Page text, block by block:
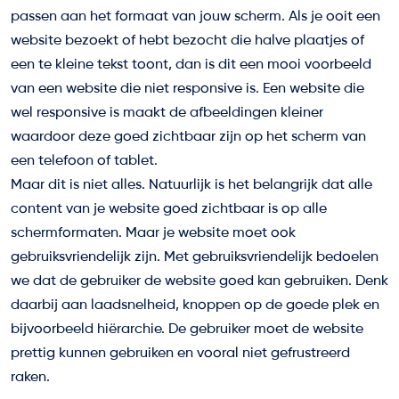
passen aan het formaat van jouw scherm. Als je ooit een
website bezoekt of hebt bezocht die halve plaatjes of
een te kleine tekst toont, dan is dit een mooi voorbeeld
van een website die niet responsive is. Een website die
wel responsive is maakt de afbeeldingen kleiner
waardoor deze goed zichtbaar zijn op het scherm van
een telefoon of tablet.
Maar dit is niet alles. Natuurlijk is het belangrijk dat alle
content van je website goed zichtbaar is op alle
schermformaten. Maar je website moet ook
gebruiksvriendelijk zijn. Met gebruiksvriendelijk bedoelen
we dat de gebruiker de website goed kan gebruiken. Denk
daarbij aan laadsnelheid, knoppen op de goede plek en
bijvoorbeeld hiërarchie. De gebruiker moet de website
prettig kunnen gebruiken en vooral niet gefrustreerd
raken.